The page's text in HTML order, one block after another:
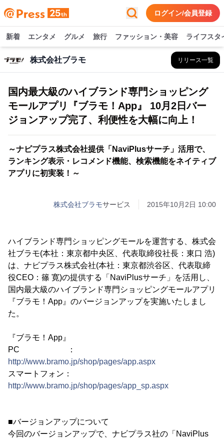
ログイン/会員登録
新着 エンタメ グルメ 旅行 ファッション・美容 ライフスタ
株式会社ブラモ リリース一覧
国内最大級のハイブランド専門ショッピング
モールアプリ『ブラモ！App』 10月2日バー
ジョンアップ完了、利便性を大幅に向上！
～ナビプラス株式会社提供「NaviPlusサーチ」活用で、
ランキング表示・レコメンド機能、検索機能をネイティブ
アプリに初実装！～
株式会社ブラモサービス 2015年10月2日 10:00
ハイブランド専門ショッピングモールを運営する、株式会
社ブラモ(本社：東京都中央区、代表取締役社長：東口 浩)
は、ナビプラス株式会社(本社：東京都渋谷区、代表取締
役CEO：篠 寛)の提供する「NaviPlusサーチ」を活用し、
国内最大級のハイブランド専門ショッピングモールアプリ
『ブラモ！App』のバージョンアップを実施いたしまし
た。
『ブラモ！App』
PC ：
http://www.bramo.jp/shop/pages/app.aspx
スマートフォン：
http://www.bramo.jp/shop/pages/app_sp.aspx
■バージョンアップについて
今回のバージョンアップで、ナビプラス社の「NaviPlus